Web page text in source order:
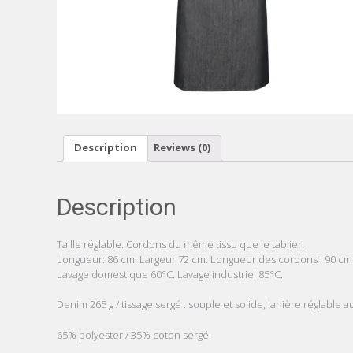
Description Reviews (0)
Description
Taille réglable. Cordons du même tissu que le tablier.
Longueur: 86 cm. Largeur 72 cm. Longueur des cordons : 90 cm.
Lavage domestique 60°C. Lavage industriel 85°C.
Denim 265 g / tissage sergé : souple et solide, lanière réglable
65% polyester / 35% coton sergé.